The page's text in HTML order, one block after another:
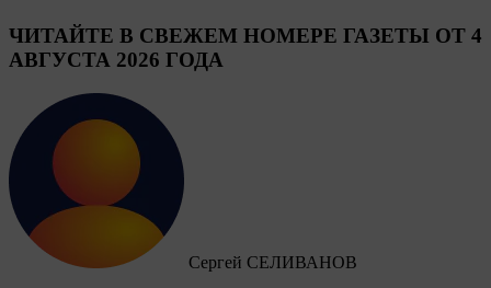
ЧИТАЙТЕ В СВЕЖЕМ НОМЕРЕ ГАЗЕТЫ ОТ 4
АВГУСТА 2026 ГОДА
Сергей СЕЛИВАНОВ